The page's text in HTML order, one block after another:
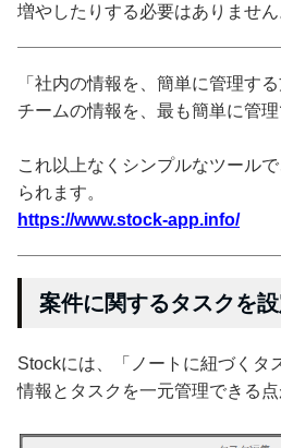
増やしたりする必要はありません
「社内の情報を、簡単に管理する
チームの情報を、最も簡単に管理
これ以上なくシンプルなツール
られます。
https://www.stock-app.info/
案件に関するタスクを
Stockには、「ノートに紐づくタ
情報とタスクを一元管理できる点